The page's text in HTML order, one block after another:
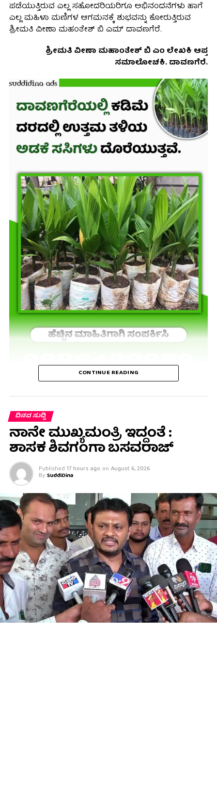
ಪಡೆಯುತ್ತಿರುವ ಎಲ್ಲ ಸಹೋದರಿಯರಿಗೂ ಅಭಿನಂದನೆಗಳು ಹಾಗೆ
ಎಲ್ಲ ಮಹಿಳಾ ಮಣಿಗಳ ಆಗಮನಕ್ಕೆ ಶುಭವನ್ನು ಕೋರುತ್ತಿರುವ
ಶ್ರೀಮತಿ ವೀಣಾ ಮಹಂತೇಶ್ ಬಿ ಎಮ್ ದಾವಣಗೆರೆ.
ಶ್ರೀಮತಿ ವೀಣಾ ಮಹಾಂತೇಶ್ ಬಿ ಎಂ ಲೇಖಕಿ ಆಪ್ತ
ಸಮಾಲೋಚಕಿ. ದಾವಣಗೆರೆ.
CONTINUE READING
ದಿನದ ಸುದ್ದಿ
ನಾನೇ ಮುಖ್ಯಮಂತ್ರಿ ಇದ್ದಂತೆ :
ಶಾಸಕ ಶಿವಗಂಗಾ ಬಸವರಾಜ್
Published 17 hours ago on August 6, 2026
By SuddiDina